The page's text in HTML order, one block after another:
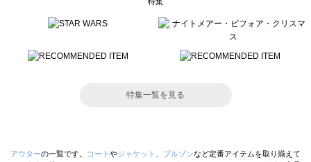
特集一覧を見る
アウターの一覧です。 コート やジャケット ブルゾンなど定番アイテムを取り揃えて